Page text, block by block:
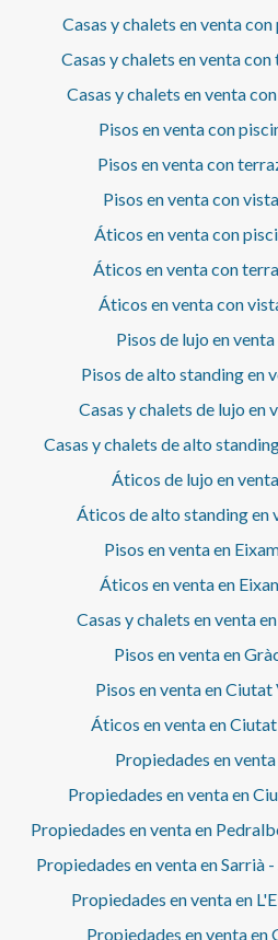
comedor abierto a un un balcón
de 6 m2 incluido en el precio +
Los acabados elevan la
Aerotermia de alta eficiencia •
por conductos • Suelos de
Persianas eléctricas • Excelente
cerramientos • Todo nuevo,
piso que conserva el alma de la
pensado para quienes desean
tranquilidad y máxima
en una de las ubicaciones más
cumplimiento de la Ley 12/2023
informamos que:Índice de
la presente propiedad no existe
contrato de arrendamiento de
años.Este propietario ostenta la
Casas y chalets en venta
Casas y chalets en venta
Casas y chalets en venta
Pisos en venta con
Pisos en venta con
Pisos en venta con
Áticos en venta con
Áticos en venta con
Áticos en venta con
Pisos de lujo en
Pisos de alto standing en
Casas y chalets de lujo en
Casas y chalets de alto
Áticos de lujo en
Áticos de alto standing en
Pisos en venta en
Áticos en venta en
Casas y chalets en venta
Pisos en venta en
Pisos en venta en
Áticos en venta en
Propiedades en
Propiedades en venta en
Propiedades en venta en
Propiedades en venta en Sarrià
Propiedades en venta en
Propiedades en venta en